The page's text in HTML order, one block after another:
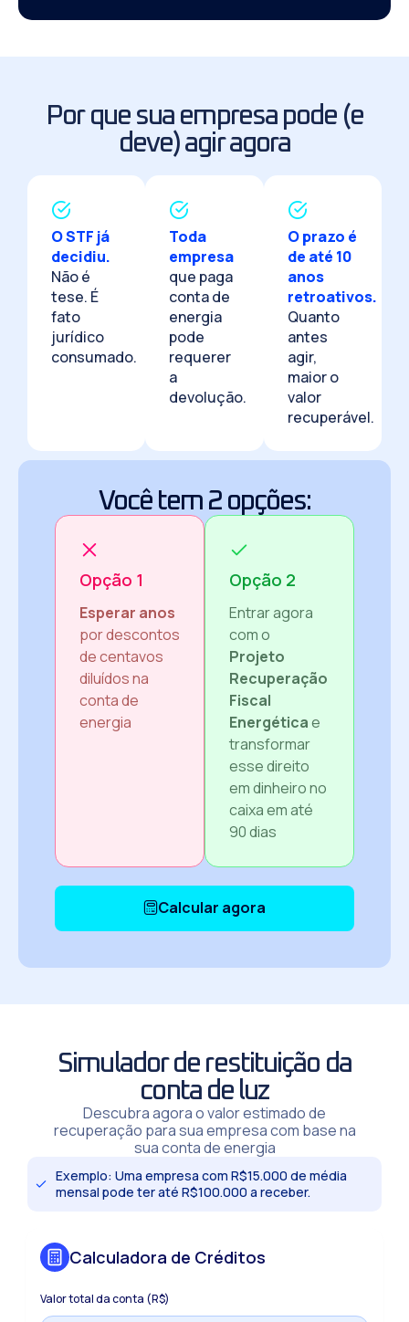
Por que sua empresa pode (e
deve) agir agora
O STF já
decidiu.
Não é
tese. É
fato
jurídico
consumado.
Toda
empresa
que paga
conta de
energia
pode
requerer
a
devolução.
O prazo é
de até 10
anos
retroativos.
Quanto
antes
agir,
maior o
valor
recuperável.
Você tem 2 opções:
Opção 1
Esperar anos
por descontos
de centavos
diluídos na
conta de
energia
Opção 2
Entrar agora
com o
Projeto
Recuperação
Fiscal
Energéticae
transformar
esse direito
em dinheiro no
caixa em até
90 dias
Calcular agora
Simulador de restituição da
conta de luz
Descubra agora o valor estimado de
recuperação para sua empresa com base na
sua conta de energia
Exemplo: Uma empresa com R$15.000 de média
mensal pode ter até R$100.000 a receber.